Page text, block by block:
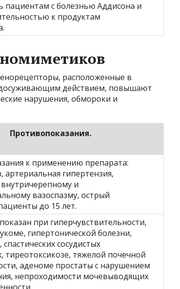
пациентам с болезнью Аддисона и
к продуктам
расположенные в
действием, повышают
нарушения, обмороки и
Противопоказания.
к применению препарата:
артериальная гипертензия,
и
вазоспазму, острый
до 15 лет.
при гиперчувствительности,
гипертонической болезни,
сосудистых
тиреотоксикозе, тяжелой почечной
аденоме простаты с нарушением
непроходимости мочевыводящих